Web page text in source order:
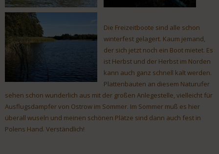
Die Freizeitboote sind alle schon
winterfest gelagert. Kaum jemand,
der sich jetzt noch ein Boot mietet. Es
ist Herbst und der Herbst im Norden
kann auch ganz schnell kalt werden.
Plattenbauten an diesem Naturufer
sehen schon wunderlich aus mit der großen Anlegestelle, vielleicht für
Ausflugsdampfer von Ostrow im Sommer. Im Sommer muß es hier
überall wuseln und meinen schönen Plätze sind dann auch fest in
Polens Hand. Verständlich!